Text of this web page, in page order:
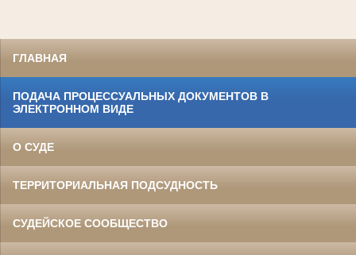
ГЛАВНАЯ
ПОДАЧА ПРОЦЕССУАЛЬНЫХ ДОКУМЕНТОВ В
ЭЛЕКТРОННОМ ВИДЕ
О СУДЕ
ТЕРРИТОРИАЛЬНАЯ ПОДСУДНОСТЬ
СУДЕЙСКОЕ СООБЩЕСТВО